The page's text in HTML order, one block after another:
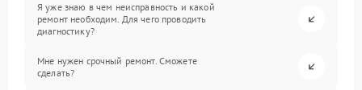
Я уже знаю в чем неисправность и какой
ремонт необходим. Для чего проводить
диагностику?
Мне нужен срочный ремонт. Сможете
сделать?